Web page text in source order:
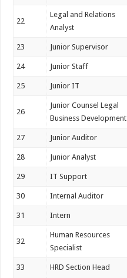
22
Legal and Relations
Analyst
23 Junior Supervisor
24 Junior Staff
25 Junior IT
26
Junior Counsel Legal
Business Development
27 Junior Auditor
28 Junior Analyst
29 IT Support
30 Internal Auditor
31 Intern
32
Human Resources
Specialist
33 HRD Section Head